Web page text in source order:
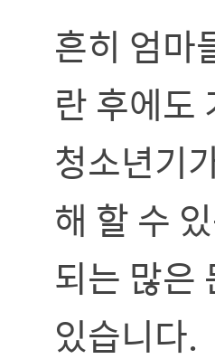
흔히 엄마
란 후에도
청소년기
해 할 수
되는 많은
있습니다.